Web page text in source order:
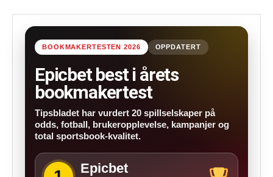
BOOKMAKERTESTEN 2026 OPPDATERT
Epicbet best i årets
bookmakertest
Tipsbladet har vurdert 20 spillselskaper på
odds, fotball, brukeropplevelse, kampanjer og
total sportsbook-kvalitet.
Epicbet